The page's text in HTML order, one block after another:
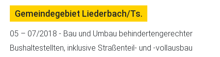
Gemeindegebiet Liederbach/Ts.
05 – 07/2018 - Bau und Umbau behindertengerechter
Bushaltestellten, inklusive Straßenteil‐ und ‐vollausbau